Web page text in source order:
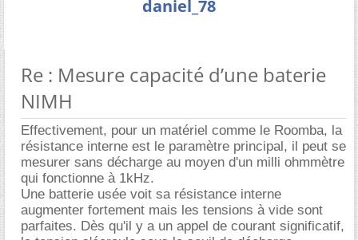
daniel_78
Re : Mesure capacité d’une baterie
NIMH
Effectivement, pour un matériel comme le Roomba, la
résistance interne est le paramètre principal, il peut se
mesurer sans décharge au moyen d'un milli ohmmètre
qui fonctionne à 1kHz.
Une batterie usée voit sa résistance interne
augmenter fortement mais les tensions à vide sont
parfaites. Dès qu'il y a un appel de courant significatif,